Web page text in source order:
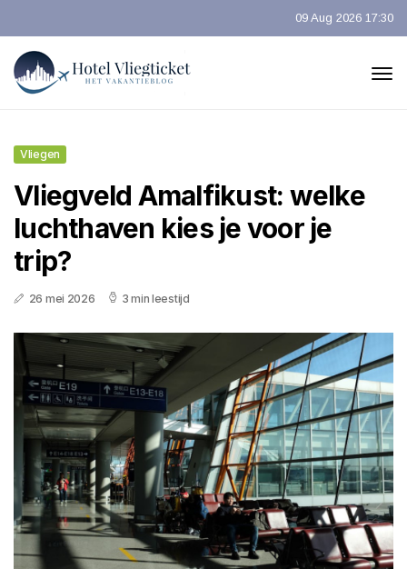
09 Aug 2026 17:30
Vliegen
Vliegveld Amalfikust: welke
luchthaven kies je voor je
trip?
26 mei 2026 3 min leestijd